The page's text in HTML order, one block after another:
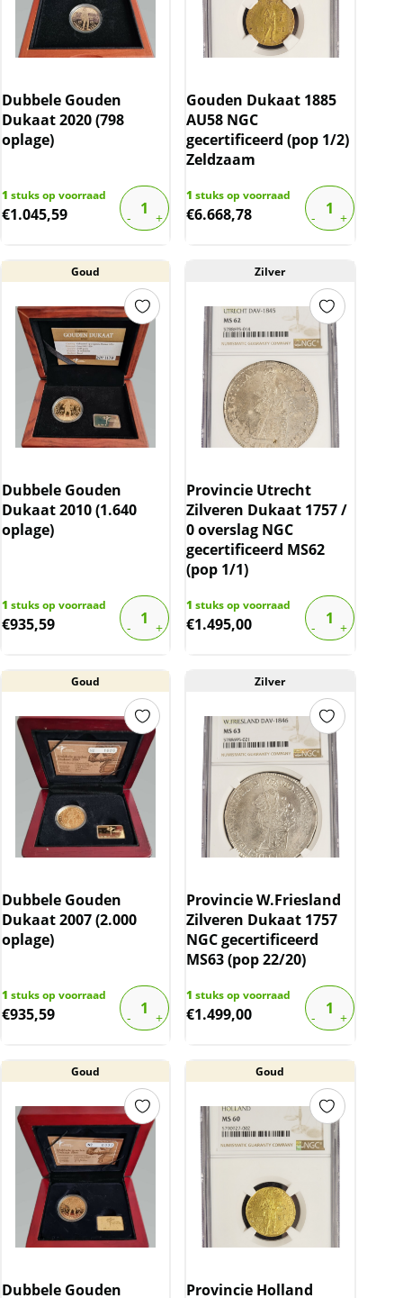
Dubbele Gouden
Dukaat 2020 (798
oplage)
1 stuks op voorraad
€1.045,59
Gouden Dukaat 1885
AU58 NGC
gecertificeerd (pop 1/2)
Zeldzaam
1 stuks op voorraad
€6.668,78
Goud
Dubbele Gouden
Dukaat 2010 (1.640
oplage)
1 stuks op voorraad
€935,59
Zilver
Provincie Utrecht
Zilveren Dukaat 1757 /
0 overslag NGC
gecertificeerd MS62
(pop 1/1)
1 stuks op voorraad
€1.495,00
Goud
Dubbele Gouden
Dukaat 2007 (2.000
oplage)
1 stuks op voorraad
€935,59
Zilver
Provincie W.Friesland
Zilveren Dukaat 1757
NGC gecertificeerd
MS63 (pop 22/20)
1 stuks op voorraad
€1.499,00
Goud
Dubbele Gouden
Goud
Provincie Holland